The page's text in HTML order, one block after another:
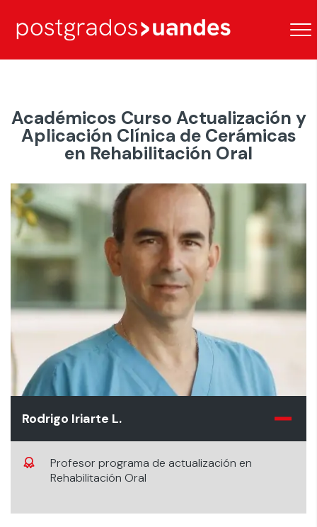
Académicos Curso Actualización y
Aplicación Clínica de Cerámicas
en Rehabilitación Oral
Rodrigo Iriarte L.
Profesor programa de actualización en
Rehabilitación Oral